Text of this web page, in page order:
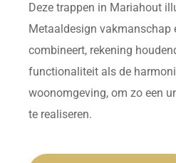
Deze trappen in Mariahout
Metaaldesign vakmanschap
combineert, rekening
functionaliteit als de
woonomgeving, om zo een
te realiseren.